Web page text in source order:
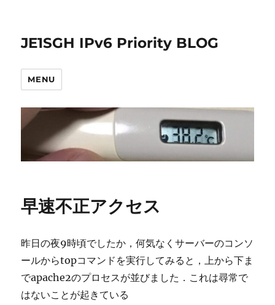
JE1SGH IPv6 Priority BLOG
MENU
早速不正アクセス
昨日の夜9時頃でしたか，何気なくサーバーのコンソ
ールからtopコマンドを実行してみると，上から下ま
でapache2のプロセスが並びました．これは尋常で
はないことが起きている